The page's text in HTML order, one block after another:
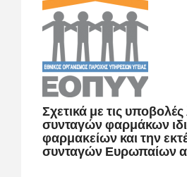
Σχετικά με τις
συνταγών φαρμάκων
φαρμακείων και την
συνταγών Ευρωπαίων